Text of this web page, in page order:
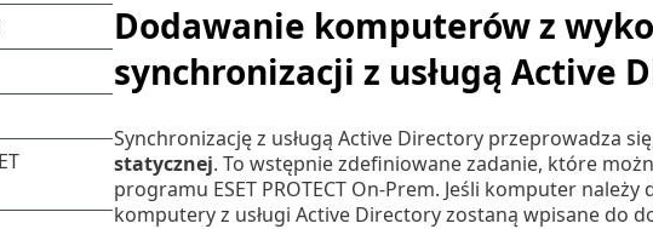
Dodawanie komputerów z
synchronizacji z usługą Active
Synchronizację z usługą Active Directory przeprowadza
statycznej. To wstępnie zdefiniowane zadanie, które
programu ESET PROTECT On-Prem. Jeśli komputer
komputery z usługi Active Directory zostaną wpisane do